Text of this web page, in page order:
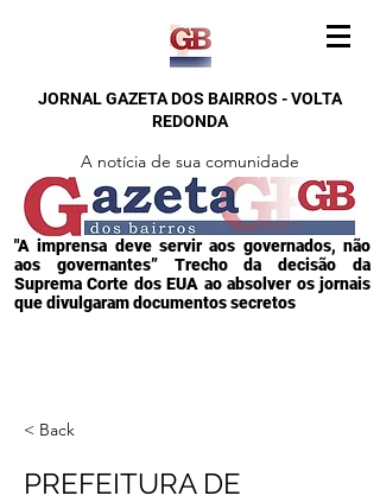
JORNAL GAZETA DOS BAIRROS - VOLTA
REDONDA
A notícia de sua comunidade
"A imprensa deve servir aos governados, não
aos governantes” Trecho da decisão da
Suprema Corte dos EUA ao absolver os jornais
que divulgaram documentos secretos
< Back
PREFEITURA DE